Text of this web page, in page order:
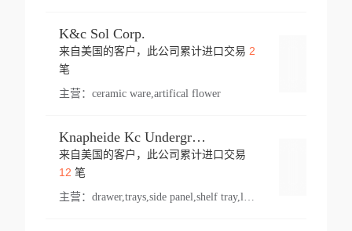
K&c Sol Corp.
来自美国的客户，此公司累计进口交易 2
笔
主营： ceramic ware,artifical flower
Knapheide Kc Underground
来自美国的客户，此公司累计进口交易
12 笔
主营：